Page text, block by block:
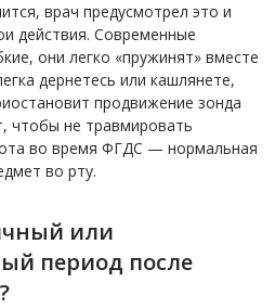
врач предусмотрел это и
действия. Современные
они легко «пружинят» вместе
дернетесь или кашлянете,
продвижение зонда
чтобы не травмировать
во время ФГДС — нормальная
во рту.
или
период после